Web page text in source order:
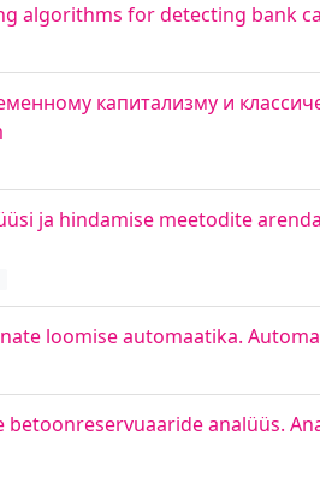
algorithms for detecting bank
капитализму и
ja hindamise meetodite
loomise automaatika.
analüüs.